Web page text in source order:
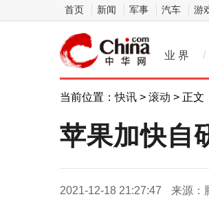
首页 新闻 军事 汽车 游
业 界 /
当前位置：快讯 > 滚动 > 正文
苹果加快自
2021-12-18 21:27:47 来源：